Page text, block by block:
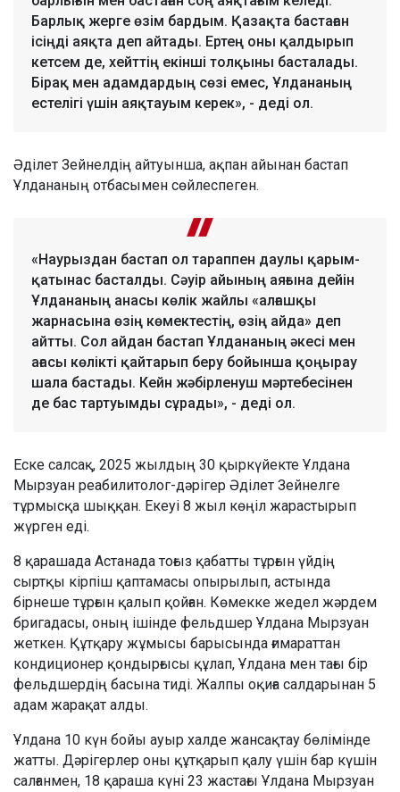
Барлық жерге өзім бардым. Қазақта бастаған
ісіңді аяқта деп айтады. Ертең оны қалдырып
кетсем де, хейттің екінші толқыны басталады.
Бірақ мен адамдардың сөзі емес, Ұлдананың
естелігі үшін аяқтауым керек», - деді ол.
Әділет Зейнелдің айтуынша, ақпан айынан бастап
Ұлдананың отбасымен сөйлеспеген.
«Наурыздан бастап ол тараппен даулы қарым-
қатынас басталды. Сәуір айының аяғына дейін
Ұлдананың анасы көлік жайлы «алғашқы
жарнасына өзің көмектестің, өзің айда» деп
айтты. Сол айдан бастап Ұлдананың әкесі мен
ағасы көлікті қайтарып беру бойынша қоңырау
шала бастады. Кейн жәбірленуш мәртебесінен
де бас тартуымды сұрады», - деді ол.
Еске салсақ, 2025 жылдың 30 қыркүйекте Ұлдана
Мырзуан реабилитолог-дәрігер Әділет Зейнелге
тұрмысқа шыққан. Екеуі 8 жыл көңіл жарастырып
жүрген еді.
8 қарашада Астанада тоғыз қабатты тұрғын үйдің
сыртқы кірпіш қаптамасы опырылып, астында
бірнеше тұрғын қалып қойған. Көмекке жедел жәрдем
бригадасы, оның ішінде фельдшер Ұлдана Мырзуан
жеткен. Құтқару жұмысы барысында ғимараттан
кондиционер қондырғысы құлап, Ұлдана мен тағы бір
фельдшердің басына тиді. Жалпы оқиға салдарынан 5
адам жарақат алды.
Ұлдана 10 күн бойы ауыр халде жансақтау бөлімінде
жатты. Дәрігерлер оны құтқарып қалу үшін бар күшін
салғанмен, 18 қараша күні 23 жастағы Ұлдана Мырзуан